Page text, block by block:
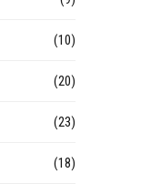
(10)
(20)
(23)
(18)